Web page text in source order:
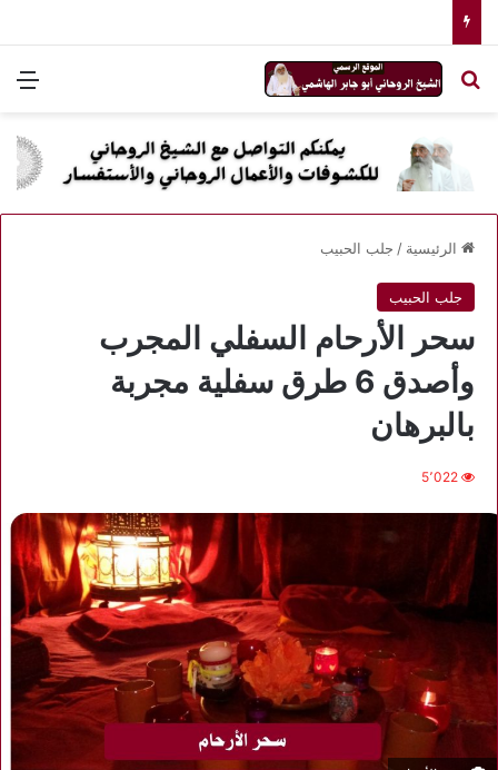
بحث عن
الرئيسية / جلب الحبيب
جلب الحبيب
سحر الأرحام السفلي المجرب
وأصدق 6 طرق سفلية مجربة
بالبرهان
5٬022